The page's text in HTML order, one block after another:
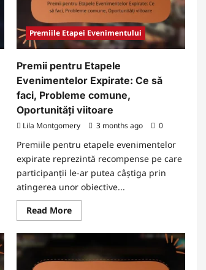
Premiile Etapei Evenimentului
Premii pentru Etapele
Evenimentelor Expirate: Ce să
faci, Probleme comune,
Oportunități viitoare
Lila Montgomery 3 months ago 0
Premiile pentru etapele evenimentelor
expirate reprezintă recompense pe care
participanții le-ar putea câștiga prin
atingerea unor obiective...
Read MoreRead
more
Premii
Etapele
Evenimentelor